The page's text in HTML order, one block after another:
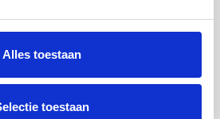
Alles toestaan
toestaan
IT samenkomen